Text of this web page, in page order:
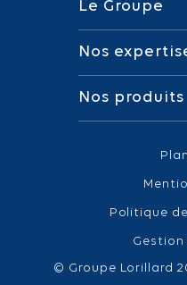
Le Groupe
Nos
Nos produits
© Groupe Lorillard
Politique
Gestion